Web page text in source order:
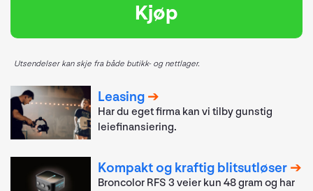
Kjøp
Utsendelser kan skje fra både butikk- og nettlager.
Leasing
Har du eget firma kan vi tilby gunstig
leiefinansiering.
Kompakt og kraftig blitsutløser
Broncolor RFS 3 veier kun 48 gram og har